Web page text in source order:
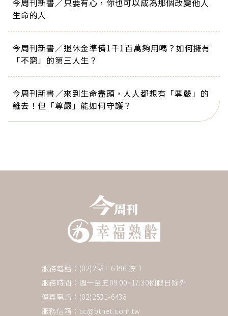
生命的人
今周刊新書／退休金準備1千1百萬夠用嗎？如何擁有
「不窮」的第三人生？
今周刊新書／來到生命盡頭，人人都想有「尊嚴」的
離去！但「尊嚴」能如何守護？
服務電話：(02)2581-6196 按 1
服務時間：週一至五09:00~17:30例假日除外
傳真電話：(02)2531-6438
服務信箱： cc@btnet.com.tw